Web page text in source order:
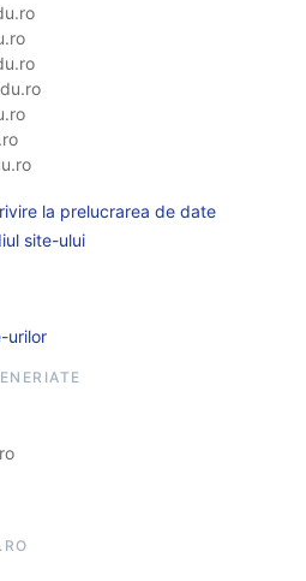
la prelucrarea de date
site-ului
urilor